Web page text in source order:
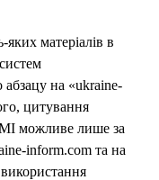
матеріалів в
на «ukraine-
цитування
можливе лише за
inform.com та на